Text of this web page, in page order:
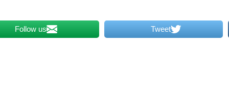
Tweet
Follow us